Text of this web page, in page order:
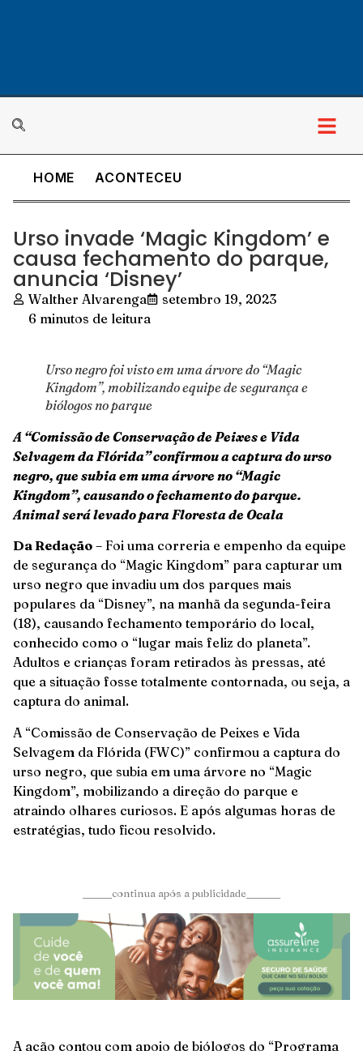
HOME ACONTECEU
Urso invade ‘Magic Kingdom’ e
causa fechamento do parque,
anuncia ‘Disney’
Walther Alvarenga
setembro 19, 2023
6 minutos de leitura
Urso negro foi visto em uma árvore do “Magic
Kingdom”, mobilizando equipe de segurança e
biólogos no parque
A “Comissão de Conservação de Peixes e Vida
Selvagem da Flórida” confirmou a captura do urso
negro, que subia em uma árvore no “Magic
Kingdom”, causando o fechamento do parque.
Animalserá levado para Floresta de Ocala
Da Redação – Foi uma correria e empenho da equipe
de segurança do “Magic Kingdom” para capturar um
urso negro que invadiu um dos parques mais
populares da “Disney”, na manhã da segunda-feira
(18), causando fechamento temporário do local,
conhecido como o “lugar mais feliz do planeta”.
Adultos e crianças foram retirados às pressas, até
que a situação fosse totalmente contornada, ou seja, a
captura do animal.
A “Comissão de Conservação de Peixes e Vida
Selvagem da Flórida (FWC)” confirmou a captura do
urso negro, que subia em uma árvore no “Magic
Kingdom”, mobilizando a direção do parque e
atraindo olhares curiosos. E após algumas horas de
estratégias, tudo ficou resolvido.
______continua após a publicidade_______
A ação contou com apoio de biólogos do “Programa